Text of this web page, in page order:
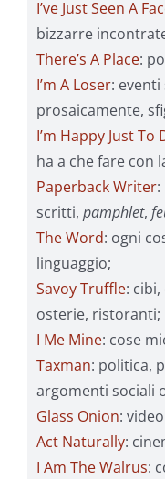
I’ve Just Seen A
bizzarre
There’s A Place:
I’m A Loser:
prosaicamente,
I’m Happy Just To
ha a che fare con
Paperback Writer
scritti, pamphlet,
The Word: ogni
linguaggio;
Savoy Truffle:
osterie, ristoranti;
I Me Mine: cose
Taxman: politica,
argomenti sociali
Glass Onion:
Act Naturally:
I Am The Walrus: